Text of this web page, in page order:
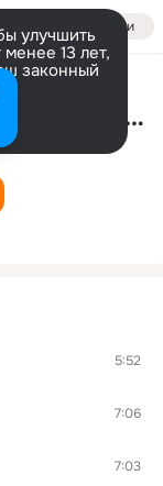
Войти
улучшить
13 лет,
законный
S3 (The Plant Worker Remix)
5:52
7:06
7:03